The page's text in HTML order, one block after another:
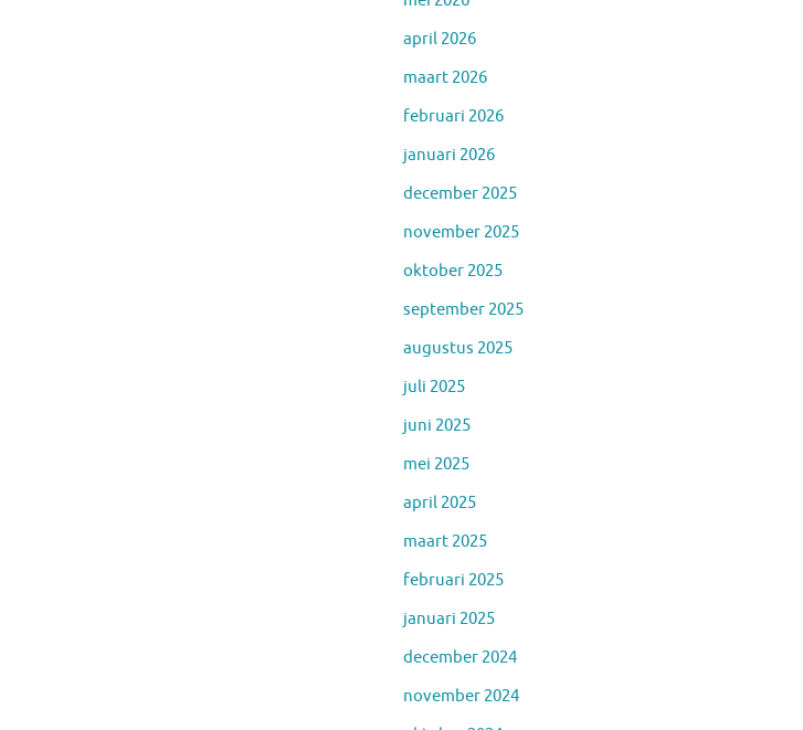
april 2026
maart 2026
februari 2026
januari 2026
december 2025
november 2025
oktober 2025
september 2025
augustus 2025
juli 2025
juni 2025
mei 2025
april 2025
maart 2025
februari 2025
januari 2025
december 2024
november 2024